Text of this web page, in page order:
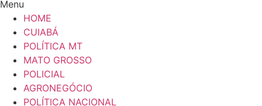
Menu
HOME
CUIABÁ
POLÍTICA MT
MATO GROSSO
POLICIAL
AGRONEGÓCIO
POLÍTICA NACIONAL